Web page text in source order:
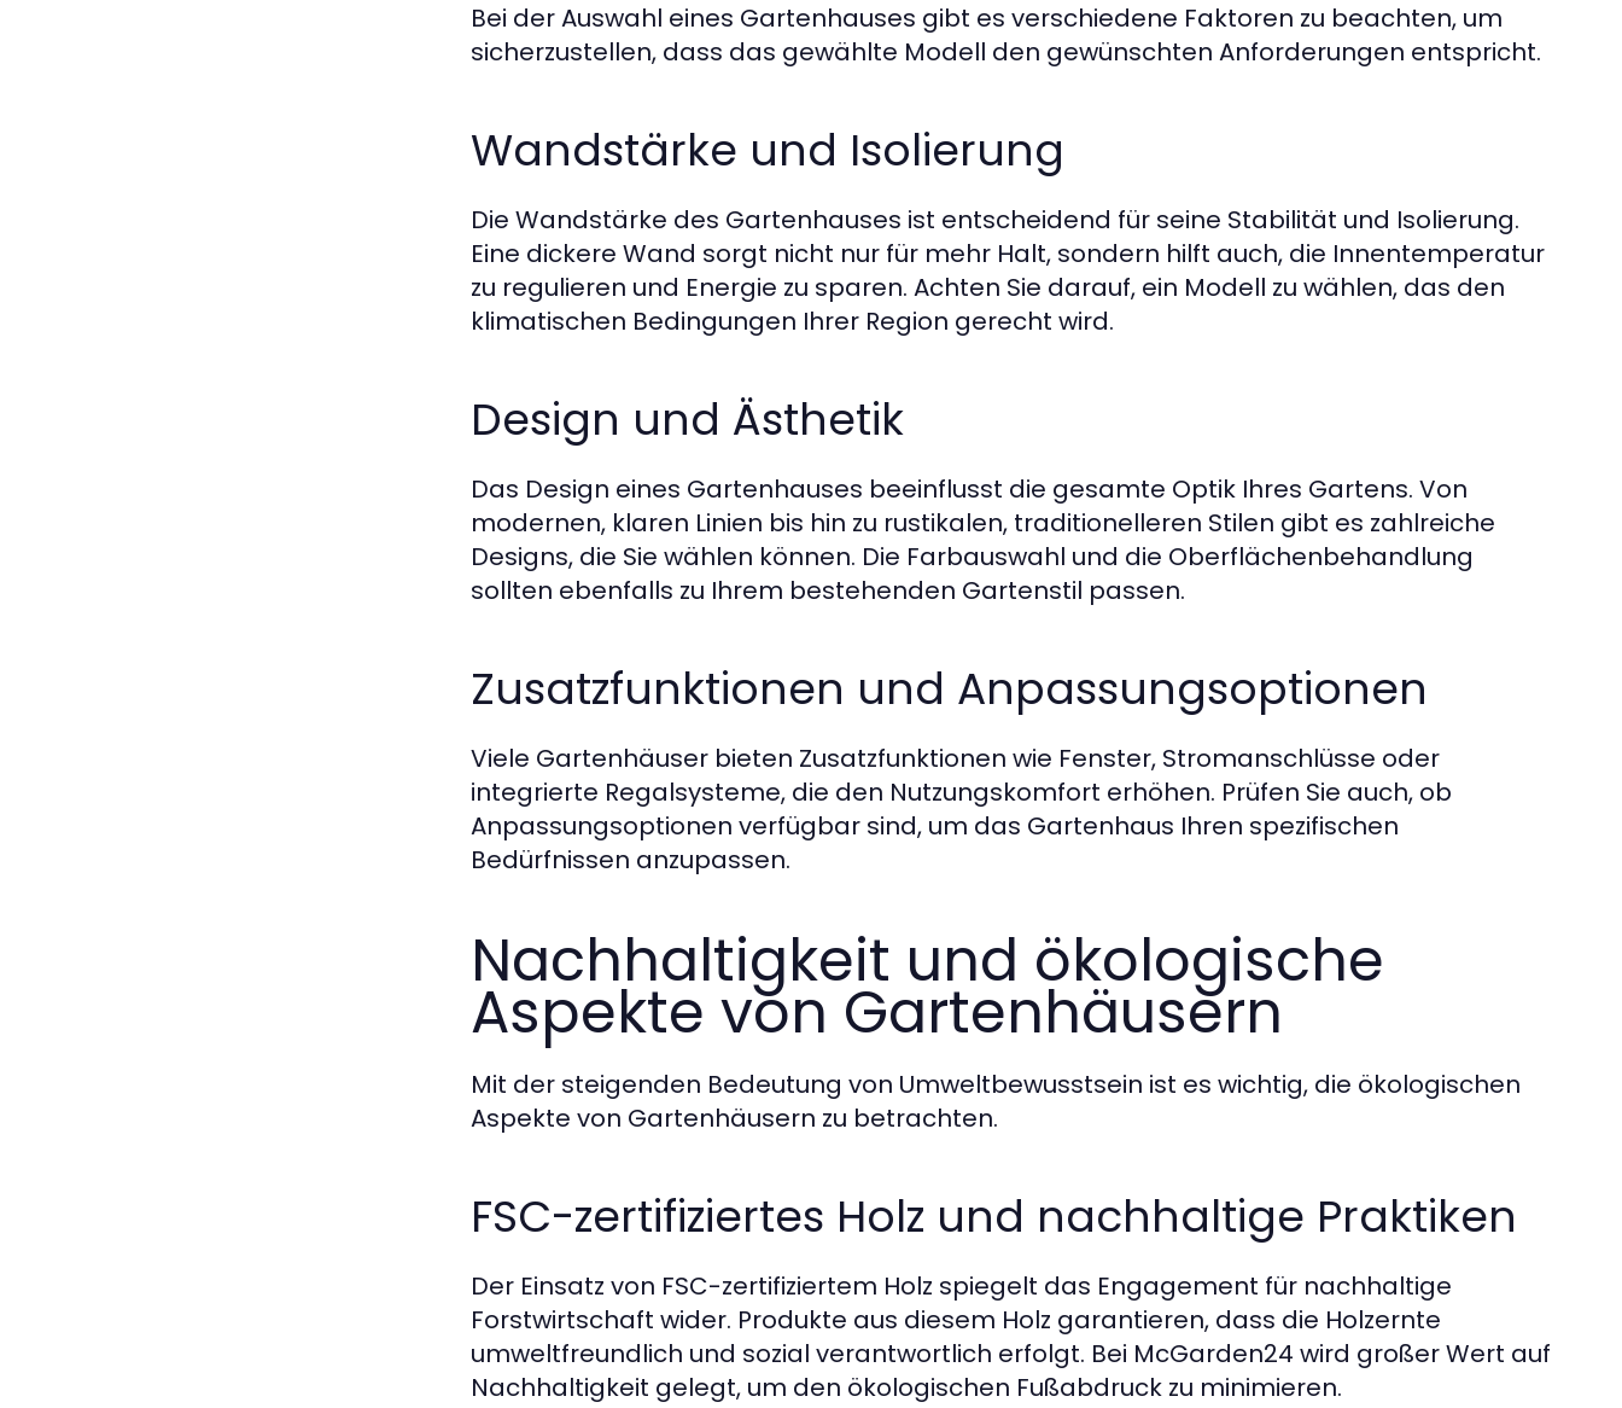
Bei der Auswahl eines Gartenhauses gibt es verschiedene Faktoren zu beachten, um
sicherzustellen, dass das gewählte Modell den gewünschten Anforderungen entspricht.
Wandstärke und Isolierung
Die Wandstärke des Gartenhauses ist entscheidend für seine Stabilität und Isolierung.
Eine dickere Wand sorgt nicht nur für mehr Halt, sondern hilft auch, die Innentemperatur
zu regulieren und Energie zu sparen. Achten Sie darauf, ein Modell zu wählen, das den
klimatischen Bedingungen Ihrer Region gerecht wird.
Design und Ästhetik
Das Design eines Gartenhauses beeinflusst die gesamte Optik Ihres Gartens. Von
modernen, klaren Linien bis hin zu rustikalen, traditionelleren Stilen gibt es zahlreiche
Designs, die Sie wählen können. Die Farbauswahl und die Oberflächenbehandlung
sollten ebenfalls zu Ihrem bestehenden Gartenstil passen.
Zusatzfunktionen und Anpassungsoptionen
Viele Gartenhäuser bieten Zusatzfunktionen wie Fenster, Stromanschlüsse oder
integrierte Regalsysteme, die den Nutzungskomfort erhöhen. Prüfen Sie auch, ob
Anpassungsoptionen verfügbar sind, um das Gartenhaus Ihren spezifischen
Bedürfnissen anzupassen.
Nachhaltigkeit und ökologische
Aspekte von Gartenhäusern
Mit der steigenden Bedeutung von Umweltbewusstsein ist es wichtig, die ökologischen
Aspekte von Gartenhäusern zu betrachten.
FSC-zertifiziertes Holz und nachhaltige Praktiken
Der Einsatz von FSC-zertifiziertem Holz spiegelt das Engagement für nachhaltige
Forstwirtschaft wider. Produkte aus diesem Holz garantieren, dass die Holzernte
umweltfreundlich und sozial verantwortlich erfolgt. Bei McGarden24 wird großer Wert auf
Nachhaltigkeit gelegt, um den ökologischen Fußabdruck zu minimieren.